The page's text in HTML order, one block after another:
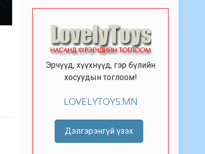
Эрчүүд, хүүхнүүд, гэр бүлийн
хосуудын тоглоом!
LOVELYTOYS.MN
Дэлгэрэнгүй үзэх